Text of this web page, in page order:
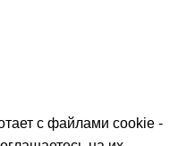
с файлами cookie -